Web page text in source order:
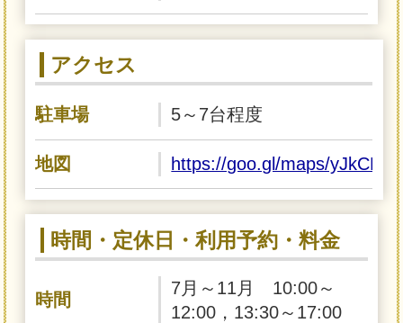
アクセス
駐車場 5～7台程度
地図 https://goo.gl/maps/
時間・定休日・利用予約・料金
時間
7月～11月 10:00～
12:00，13:30～17:00